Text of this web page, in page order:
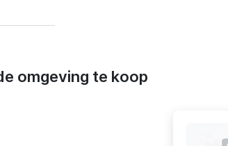
omgeving te koop